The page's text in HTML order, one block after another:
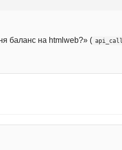
баланс на htmlweb?» ( api_call